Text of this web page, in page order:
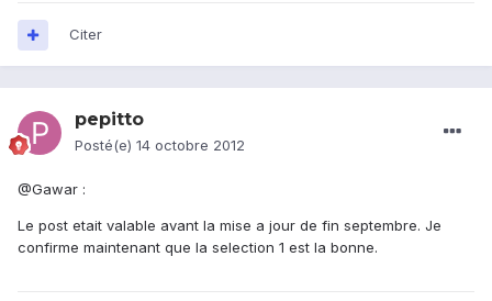
Citer
pepitto
Posté(e) 14 octobre 2012
@Gawar :
Le post etait valable avant la mise a jour de fin septembre. Je
confirme maintenant que la selection 1 est la bonne.